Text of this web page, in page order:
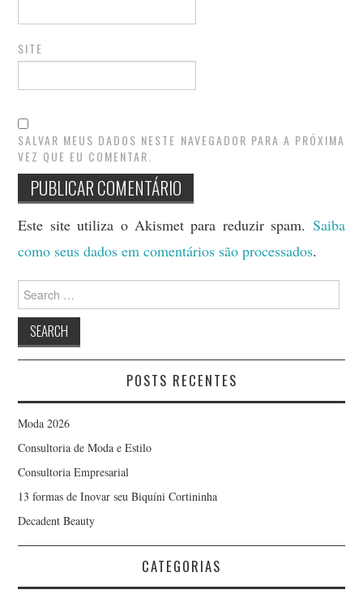
SITE
SALVAR MEUS DADOS NESTE NAVEGADOR PARA A PRÓXIMA
VEZ QUE EU COMENTAR.
Este site utiliza o Akismet para reduzir spam. Saiba
como seus dados em comentários são processados.
Search
for:
POSTS RECENTES
Moda 2026
Consultoria de Moda e Estilo
Consultoria Empresarial
13 formas de Inovar seu Biquíni Cortininha
Decadent Beauty
CATEGORIAS